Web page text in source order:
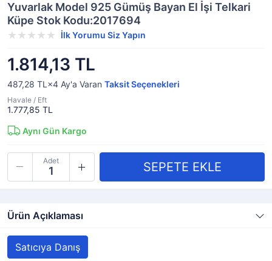
Yuvarlak Model 925 Gümüş Bayan El İşi Telkari
Küpe Stok Kodu:2017694
İlk Yorumu Siz Yapın
1.814,13 TL
487,28 TL×4 Ay'a Varan Taksit Seçenekleri
Havale / Eft
1.777,85 TL
Aynı Gün Kargo
Adet
Ürün Açıklaması
Satıcıya Danış